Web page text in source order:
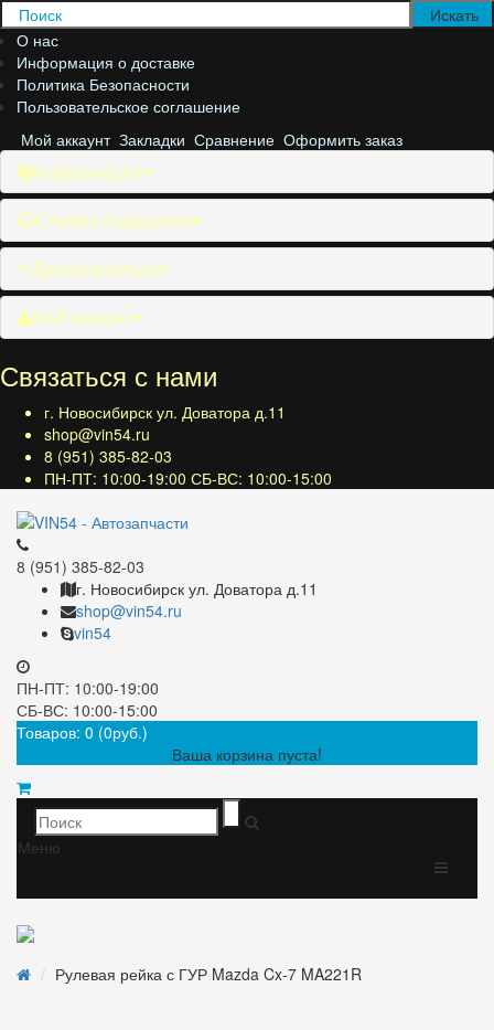
О нас
Информация о доставке
Политика Безопасности
Пользовательское соглашение
Мой аккаунт Закладки Сравнение Оформить заказ
Информация
Служба поддержки
Дополнительно
Мой аккаунт
Связаться с нами
г. Новосибирск ул. Доватора д.11
shop@vin54.ru
8 (951) 385-82-03
ПН-ПТ: 10:00-19:00 СБ-ВС: 10:00-15:00
8 (951) 385-82-03
г. Новосибирск ул. Доватора д.11
shop@vin54.ru
vin54
ПН-ПТ: 10:00-19:00
СБ-ВС: 10:00-15:00
Товаров: 0 (0руб.)
Ваша корзина пуста!
Меню
Рулевая рейка с ГУР Mazda Cx-7 MA221R